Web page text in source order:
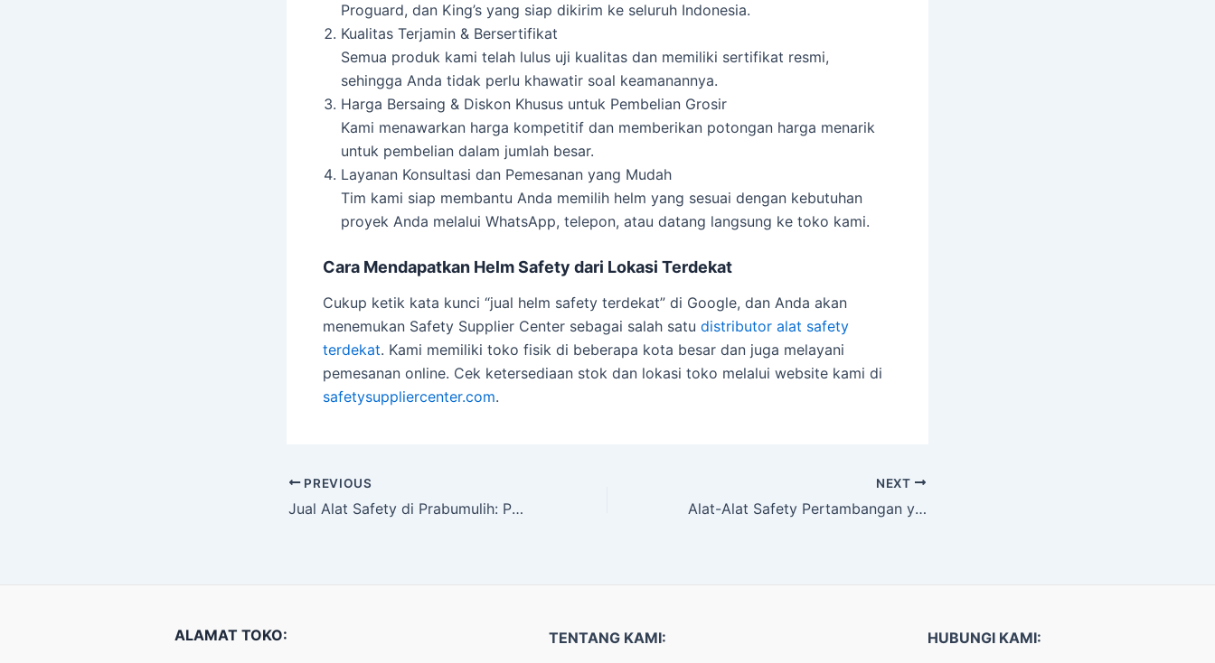
Proguard, dan King’s yang siap dikirim ke seluruh Indonesia.
Kualitas Terjamin & Bersertifikat
Semua produk kami telah lulus uji kualitas dan memiliki sertifikat resmi,
sehingga Anda tidak perlu khawatir soal keamanannya.
Harga Bersaing & Diskon Khusus untuk Pembelian Grosir
Kami menawarkan harga kompetitif dan memberikan potongan harga menarik
untuk pembelian dalam jumlah besar.
Layanan Konsultasi dan Pemesanan yang Mudah
Tim kami siap membantu Anda memilih helm yang sesuai dengan kebutuhan
proyek Anda melalui WhatsApp, telepon, atau datang langsung ke toko kami.
Cara Mendapatkan Helm Safety dari Lokasi Terdekat
Cukup ketik kata kunci “jual helm safety terdekat” di Google, dan Anda akan
menemukan Safety Supplier Center sebagai salah satu distributor alat safety
terdekat. Kami memiliki toko fisik di beberapa kota besar dan juga melayani
pemesanan online. Cek ketersediaan stok dan lokasi toko melalui website kami di
safetysuppliercenter.com.
PREVIOUS
Jual Alat Safety di Prabumulih: Perlengkapan K3 Terlengkap dan Berkualitas
NEXT
Alat-Alat Safety Pertambangan yang Dijual di Safety Supply Center
ALAMAT TOKO: TENTANG KAMI: HUBUNGI KAMI: